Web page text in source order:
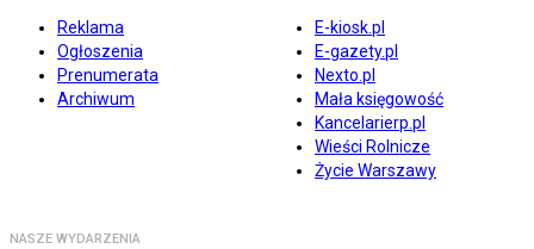
Reklama
Ogłoszenia
Prenumerata
Archiwum
E-kiosk.pl
E-gazety.pl
Nexto.pl
Mała księgowość
Kancelarierp.pl
Wieści Rolnicze
Życie Warszawy
NASZE WYDARZENIA